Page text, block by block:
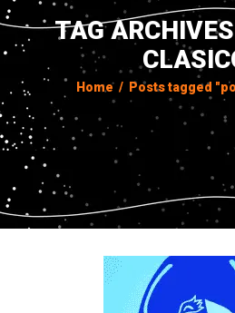
TAG
Home / Posts tagged